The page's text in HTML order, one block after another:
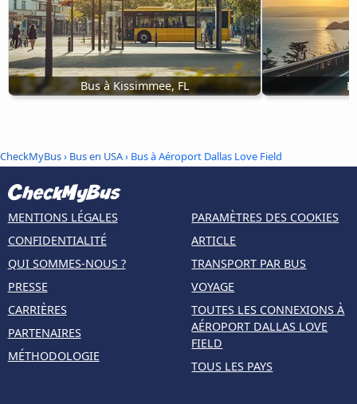
Bus à Kissimmee, FL
CheckMyBus› Bus en USA› Bus à Aéroport Dallas Love Field
MENTIONS LÉGALES
CONFIDENTIALITÉ
QUI SOMMES-NOUS ?
PRESSE
CARRIÈRES
PARTENAIRES
MÉTHODOLOGIE
PARAMÈTRES DES COOKIES
ARTICLE
TRANSPORT PAR BUS
VOYAGE
TOUTES LES CONNEXIONS À
AÉROPORT DALLAS LOVE
FIELD
TOUS LES PAYS